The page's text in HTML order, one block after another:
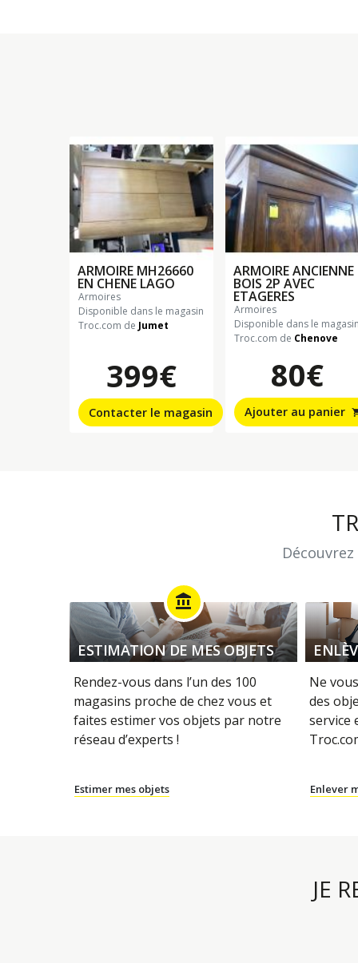
ARMOIRE MH26660
EN CHENE LAGO
armoires
Disponible dans le magasin
Troc.com de Jumet
399€
Contacter le magasin
ARMOIRE ANCIENNE
BOIS 2P AVEC
ETAGERES
armoires
Disponible dans le
Troc.com de Chenove
80€
Ajouter au panier
account_balance
ESTIMATION DE MES OBJETS
Rendez-vous dans l’un des 100
magasins proche de chez vous et
faites estimer vos objets par notre
réseau d’experts !
Estimer mes objets
Ne
des
service
Enlever
JE